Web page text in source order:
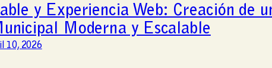
y Experiencia Web: Creación de
Moderna y Escalable
10, 2026